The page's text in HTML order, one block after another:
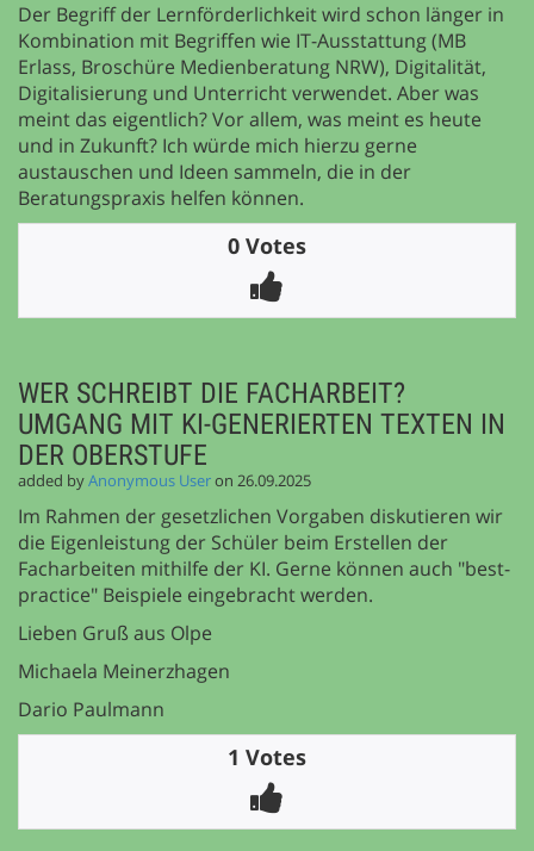
Der Begriff der Lernförderlichkeit wird schon länger in
Kombination mit Begriffen wie IT-Ausstattung (MB
Erlass, Broschüre Medienberatung NRW), Digitalität,
Digitalisierung und Unterricht verwendet. Aber was
meint das eigentlich? Vor allem, was meint es heute
und in Zukunft? Ich würde mich hierzu gerne
austauschen und Ideen sammeln, die in der
Beratungspraxis helfen können.
0 Votes
WER SCHREIBT DIE FACHARBEIT?
UMGANG MIT KI-GENERIERTEN TEXTEN IN
DER OBERSTUFE
added byAnonymous Useron 26.09.2025
Im Rahmen der gesetzlichen Vorgaben diskutieren wir
die Eigenleistung der Schüler beim Erstellen der
Facharbeiten mithilfe der KI. Gerne können auch "best-
practice" Beispiele eingebracht werden.
Lieben Gruß aus Olpe
Michaela Meinerzhagen
Dario Paulmann
1 Votes